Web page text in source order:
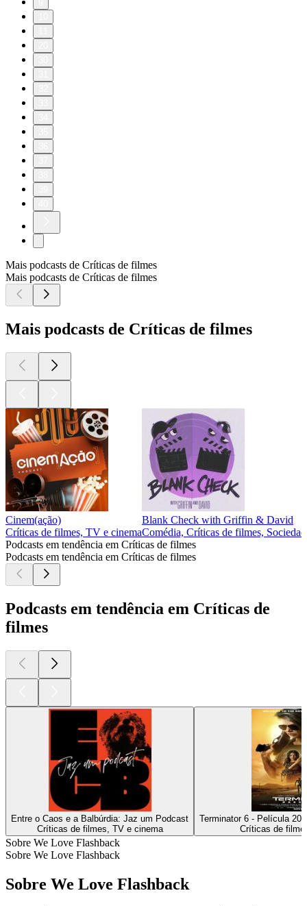
Mais podcasts de Críticas de filmes
Mais podcasts de Críticas de filmes
Mais podcasts de Críticas de filmes
Cinem(ação)
Críticas de filmes, TV e cinema
Blank Check with Griffin & David
Comédia, Críticas de filmes,
Podcasts em tendência em Críticas de filmes
Podcasts em tendência em Críticas de filmes
Podcasts em tendência em Críticas de
filmes
Entre o Caos e a Balbúrdia: Jaz um Podcast
Críticas de filmes, TV e cinema
Terminator 6 - Película
Críticas de
Sobre We Love Flashback
Sobre We Love Flashback
Sobre We Love Flashback